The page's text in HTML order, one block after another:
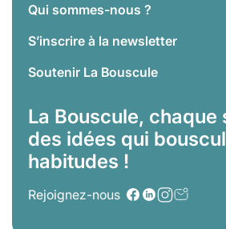
Qui sommes-nous ?
S’inscrire à la newsletter
Soutenir La Bouscule
La Bouscule, chaque
des idées qui
habitudes !
Rejoignez-nous